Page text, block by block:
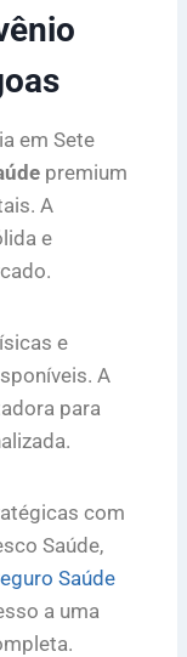
em Sete
premium
A
e
e
A
para
com
Saúde,
Saúde
a uma